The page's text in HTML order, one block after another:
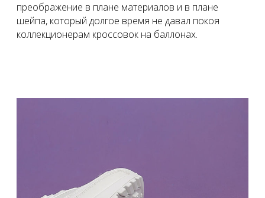
преображение в плане материалов и в плане
шейпа, который долгое время не давал покоя
коллекционерам кроссовок на баллонах.